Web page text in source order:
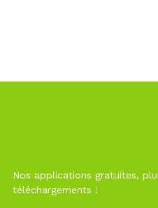
Nos applications gratuites,
téléchargements !